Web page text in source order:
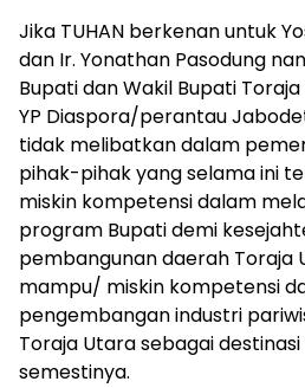
Jika TUHAN berkenan untuk
dan Ir. Yonathan Pasodung
Bupati dan Wakil Bupati Toraja
YP Diaspora/perantau
tidak melibatkan dalam
pihak-pihak yang selama ini
miskin kompetensi dalam
program Bupati demi
pembangunan daerah Toraja
mampu/ miskin kompetensi
pengembangan industri
Toraja Utara sebagai
semestinya.